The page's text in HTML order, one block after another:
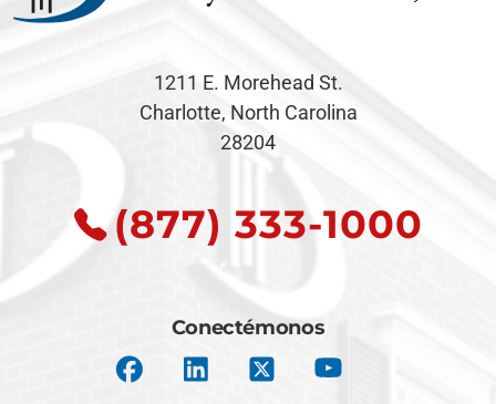
1211 E. Morehead St.
Charlotte, North Carolina
28204
(877) 333-1000
Conectémonos